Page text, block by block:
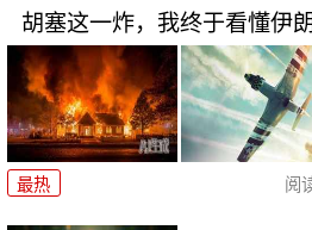
胡塞这一炸，我终于看懂伊
最热 阅